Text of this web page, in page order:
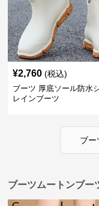
¥2,760 (税込)
ブーツ 厚底ソール防水
レインブーツ
ブー
ブーツムートンブー